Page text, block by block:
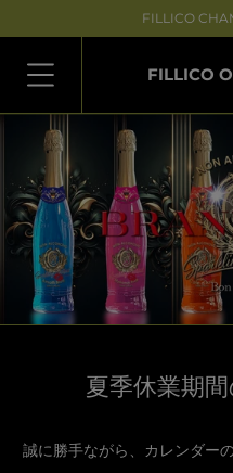
FILLICO
FILLICO
夏季休業期
誠に勝手ながら、カレンダー